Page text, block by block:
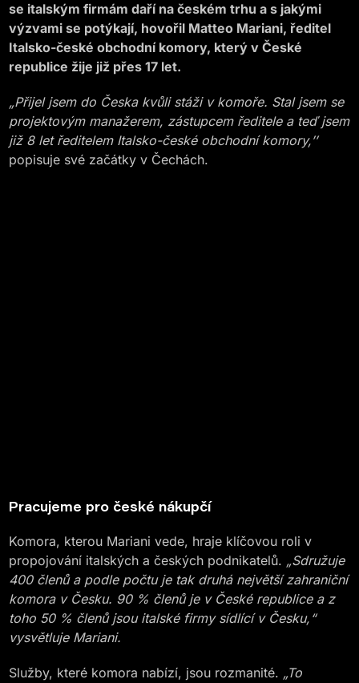
se italským firmám daří na českém trhu a s jakými
výzvami se potýkají, hovořil Matteo Mariani, ředitel
Italsko-české obchodní komory, který v České
republice žije již přes 17 let.
„Přijel jsem do Česka kvůli stáži v komoře. Stal jsem se
projektovým manažerem, zástupcem ředitele a teď jsem
již 8 let ředitelem Italsko-české obchodní komory,’’
popisuje své začátky v Čechách.
Pracujeme pro české nákupčí
Komora, kterou Mariani vede, hraje klíčovou roli v
propojování italských a českých podnikatelů. „Sdružuje
400 členů a podle počtu je tak druhá největší zahraniční
komora v Česku. 90 % členů je v České republice a z
toho 50 % členů jsou italské firmy sídlící v Česku,“
vysvětluje Mariani.
Služby, které komora nabízí, jsou rozmanité. „To